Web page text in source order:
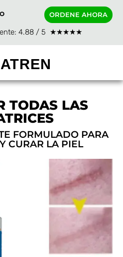
ORDENE AHORA
4.88 / 5 ★★★★★
TODAS LAS
FORMULADO PARA
CURAR LA PIEL